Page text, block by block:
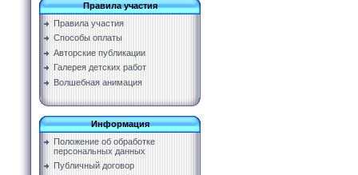
Правила участия
Правила участия
Способы оплаты
Авторские публикации
Галерея детских работ
Волшебная анимация
Информация
Положение об обработке
персональных данных
Публичный договор